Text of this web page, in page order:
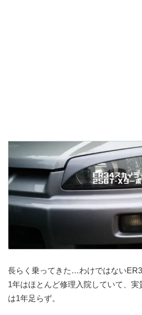
長らく乗ってきた…わけではない
1年はほとんど修理入院していて、
は1年足らず。